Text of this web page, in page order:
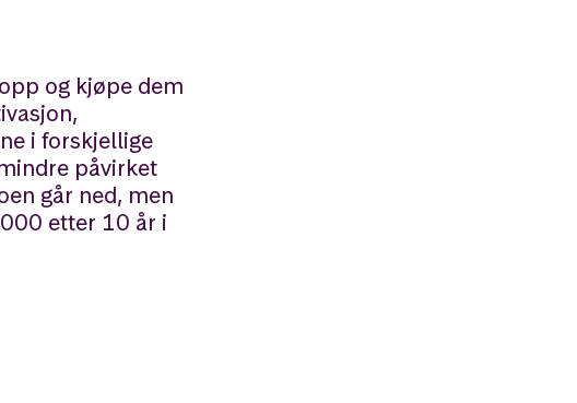
og kjøpe dem
i forskjellige
påvirket
går ned, men
etter 10 år i